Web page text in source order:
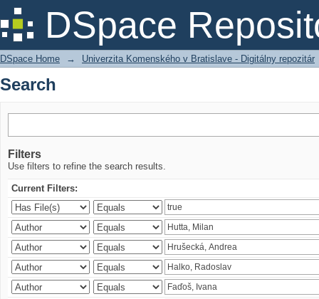
DSpace
Search
DSpace Home → Univerzita Komenského v Bratislave - Digitálny repozitár
Search
Filters
Use filters to refine the search results.
Current Filters: